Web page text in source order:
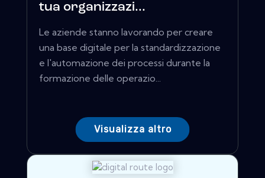
tua organizzazi...
Le aziende stanno lavorando per creare
una base digitale per la standardizzazione
e l'automazione dei processi durante la
formazione delle operazio...
Visualizza altro